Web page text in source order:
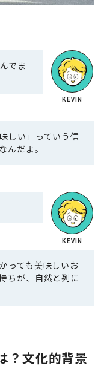
でま
しい」っていう信
んだよ。
っても美味しいお
ちが、自然と列に
？文化的背景